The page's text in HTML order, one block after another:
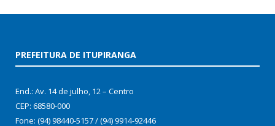
PREFEITURA DE ITUPIRANGA
End.: Av. 14 de julho, 12 – Centro
CEP: 68580-000
Fone: (94) 98440-5157 / (94) 9914-92446